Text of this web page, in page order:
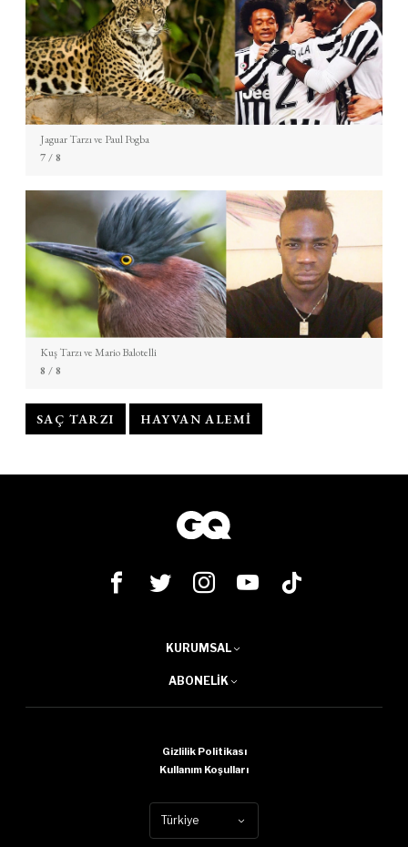
Jaguar Tarzı ve Paul Pogba
7/ 8
Kuş Tarzı ve Mario Balotelli
8 / 8
SAÇ TARZI HAYVAN ALEMI
KURUMSAL
ABONELIK
Gizlilik Politikası
Kullanım Koşulları
Türkiye